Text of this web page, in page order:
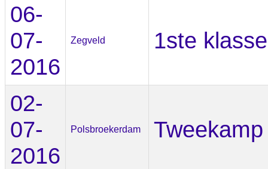
06-
07-
2016
Zegveld 1ste klasse
02-
07-
2016
Polsbroekerdam Tweekamp